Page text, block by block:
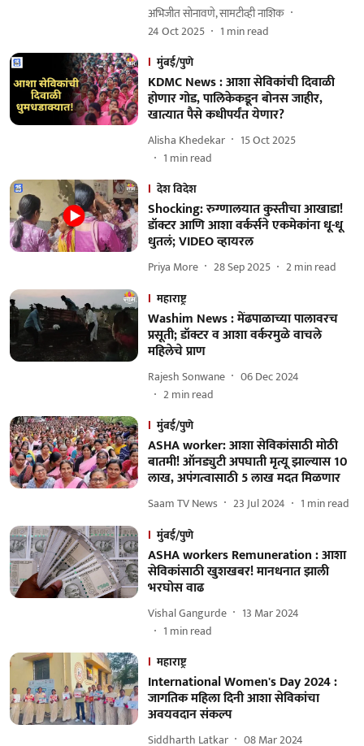
अभिजीत सोनावणे, सामटीव्ही नाशिक
24 Oct 2025
1 min read
मुंबई/पुणे
KDMC News : आशा सेविकांची दिवाळी
होणार गोड, पालिकेकडून बोनस जाहीर,
खात्यात पैसे कधीपर्यंत येणार?
Alisha Khedekar
15 Oct 2025
1 min read
देश विदेश
Shocking: रुग्णालयात कुस्तीचा आखाडा!
डॉक्टर आणि आशा वर्कर्सने एकमेकांना धू-धू
धुतलं; VIDEO व्हायरल
Priya More 28 Sep 2025 2min read
महाराष्ट्र
Washim News : मेंढपाळाच्या पालावरच
प्रसूती; डॉक्टर व आशा वर्करमुळे वाचले
महिलेचे प्राण
Rajesh Sonwane
06 Dec 2024
2min read
मुंबई/पुणे
ASHA worker: आशा सेविकांसाठी मोठी
बातमी! ऑनड्युटी अपघाती मृत्यू झाल्यास 10
लाख, अपंगत्वासाठी 5 लाख मदत मिळणार
Saam TV News 23 Jul 2024 1 min read
मुंबई/पुणे
ASHA workers Remuneration : आशा
सेविकांसाठी खुशखबर! मानधनात झाली
भरघोस वाढ
Vishal Gangurde
13 Mar 2024
1 min read
महाराष्ट्र
International Women's Day 2024 :
जागतिक महिला दिनी आशा सेविकांचा
अवयवदान संकल्प
Siddharth Latkar
08 Mar 2024